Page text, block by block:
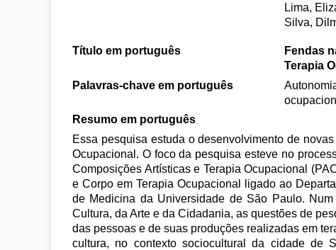
Lima,
Silva,
Título em português
Fendas
Terapia
Palavras-chave em português
Resumo em português
Essa pesquisa estuda o desenvolvimento de
Ocupacional. O foco da pesquisa esteve no
Composições Artísticas e Terapia Ocupacional
e Corpo em Terapia Ocupacional ligado ao
de Medicina da Universidade de São Paulo.
Cultura, da Arte e da Cidadania, as questões de
das pessoas e de suas produções realizadas em
cultura, no contexto sociocultural da cidade de